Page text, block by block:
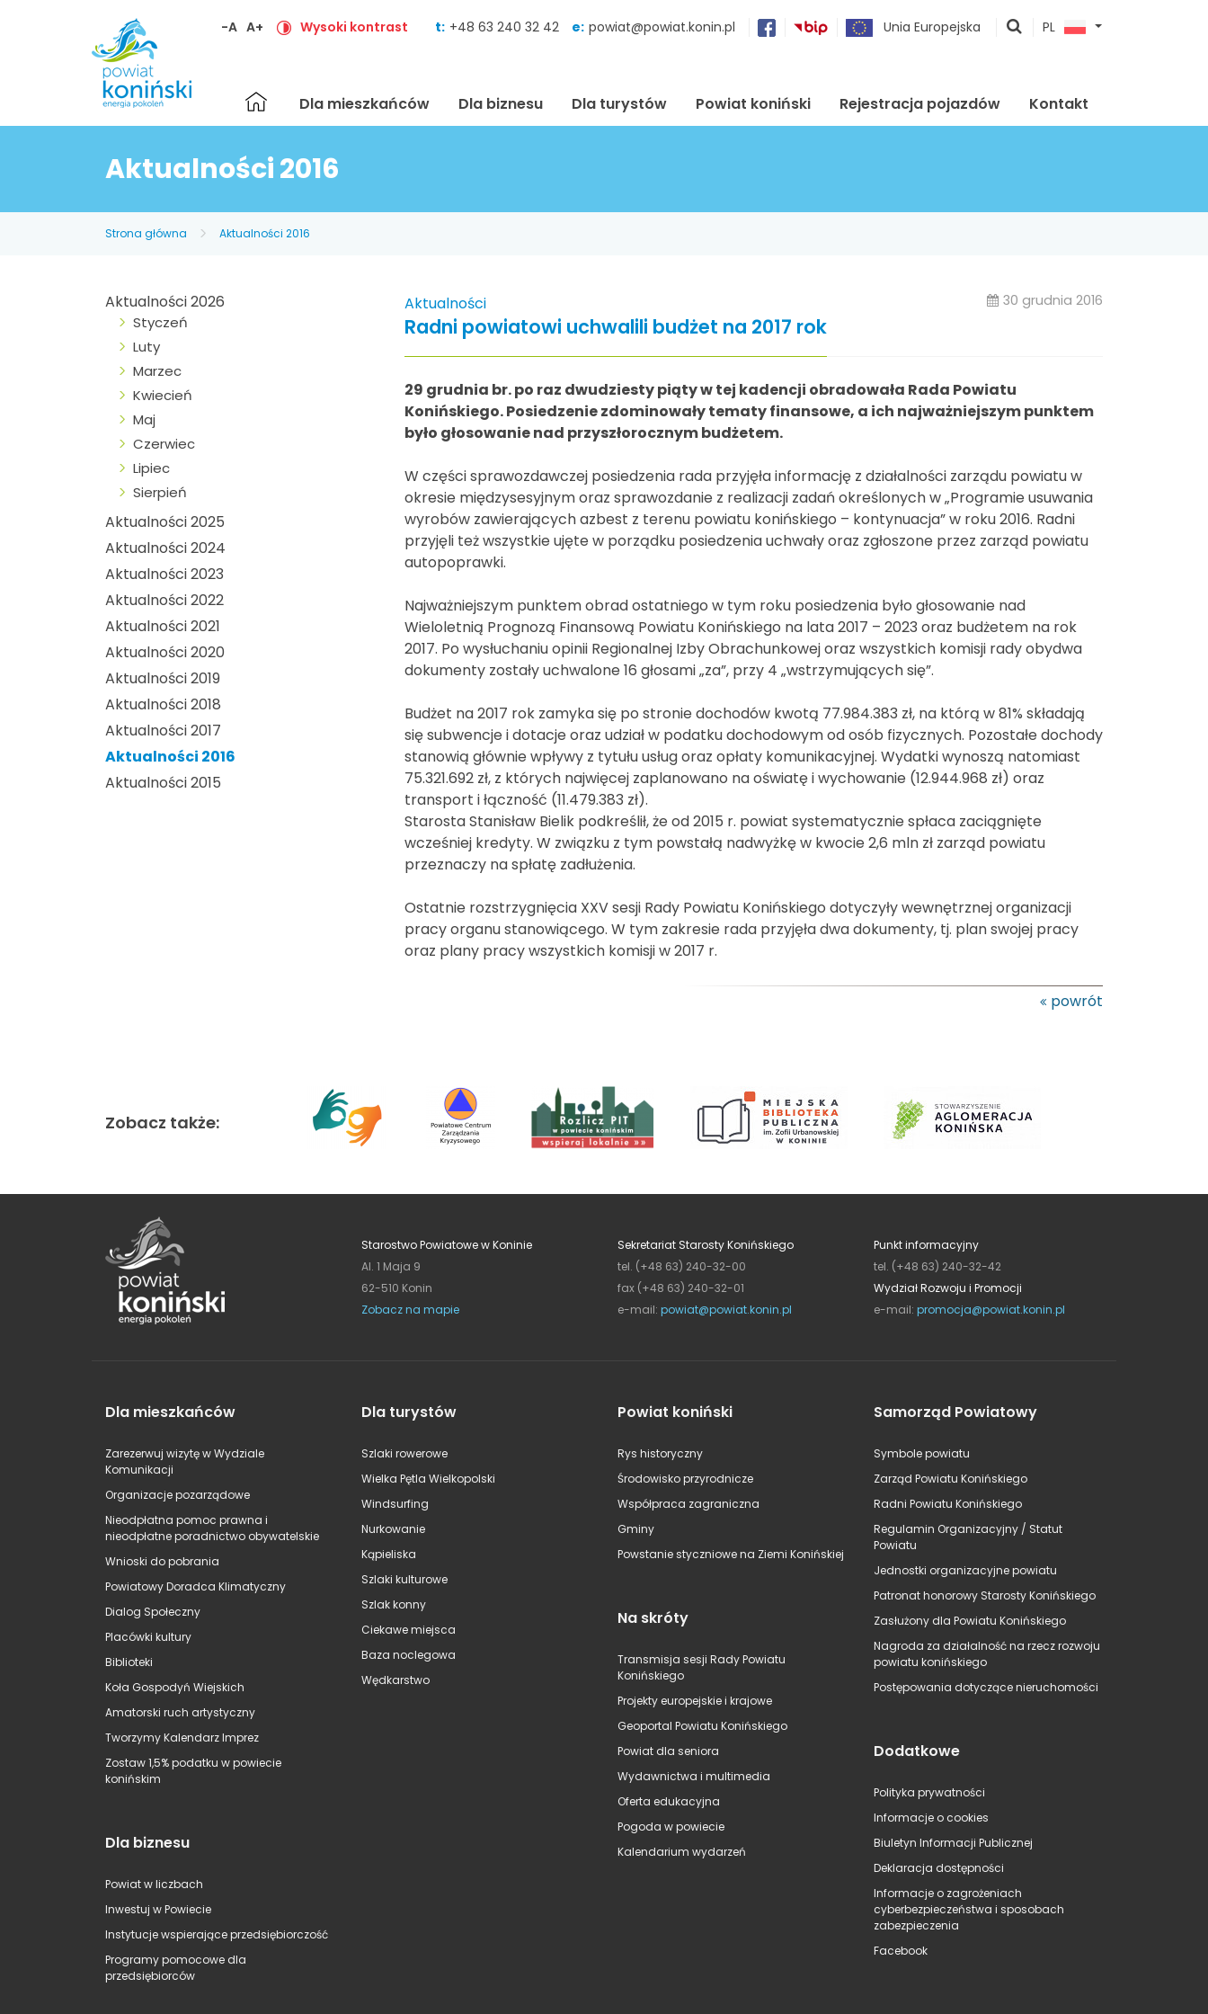
-A A+ Wysoki kontrast t: +48 63 240 32 42 e: powiat@powiat.konin.pl Unia Europejska
pokaż
PL
Strona
główna
Dla mieszkańców Dla biznesu Dla turystów Powiat koniński Rejestracja pojazdów Kontakt
Aktualności 2016
Strona główna Aktualności 2016
Aktualności 2026
Styczeń
Luty
Marzec
Kwiecień
Maj
Czerwiec
Lipiec
Sierpień
Aktualności 2025
Aktualności 2024
Aktualności 2023
Aktualności 2022
Aktualności 2021
Aktualności 2020
Aktualności 2019
Aktualności 2018
Aktualności 2017
Aktualności 2016
Aktualności 2015
Aktualności 30 grudnia 2016
Radni powiatowi uchwalili budżet na 2017 rok
29 grudnia br. po raz dwudziesty piąty w tej kadencji obradowała Rada Powiatu
Konińskiego. Posiedzenie zdominowały tematy finansowe, a ich najważniejszym punktem
było głosowanie nad przyszłorocznym budżetem.
W części sprawozdawczej posiedzenia rada przyjęła informację z działalności zarządu powiatu w
okresie międzysesyjnym oraz sprawozdanie z realizacji zadań określonych w „Programie usuwania
wyrobów zawierających azbest z terenu powiatu konińskiego – kontynuacja” w roku 2016. Radni
przyjęli też wszystkie ujęte w porządku posiedzenia uchwały oraz zgłoszone przez zarząd powiatu
autopoprawki.
Najważniejszym punktem obrad ostatniego w tym roku posiedzenia było głosowanie nad
Wieloletnią Prognozą Finansową Powiatu Konińskiego na lata 2017 – 2023 oraz budżetem na rok
2017. Po wysłuchaniu opinii Regionalnej Izby Obrachunkowej oraz wszystkich komisji rady obydwa
dokumenty zostały uchwalone 16 głosami „za”, przy 4 „wstrzymujących się”.
Budżet na 2017 rok zamyka się po stronie dochodów kwotą 77.984.383 zł, na którą w 81% składają
się subwencje i dotacje oraz udział w podatku dochodowym od osób fizycznych. Pozostałe dochody
stanowią głównie wpływy z tytułu usług oraz opłaty komunikacyjnej. Wydatki wynoszą natomiast
75.321.692 zł, z których najwięcej zaplanowano na oświatę i wychowanie (12.944.968 zł) oraz
transport i łączność (11.479.383 zł).
Starosta Stanisław Bielik podkreślił, że od 2015 r. powiat systematycznie spłaca zaciągnięte
wcześniej kredyty. W związku z tym powstałą nadwyżkę w kwocie 2,6 mln zł zarząd powiatu
przeznaczy na spłatę zadłużenia.
Ostatnie rozstrzygnięcia XXV sesji Rady Powiatu Konińskiego dotyczyły wewnętrznej organizacji
pracy organu stanowiącego. W tym zakresie rada przyjęła dwa dokumenty, tj. plan swojej pracy
oraz plany pracy wszystkich komisji w 2017 r.
powrót
Zobacz także:
Starostwo Powiatowe w Koninie
Al. 1 Maja 9
62-510 Konin
Zobacz na mapie
Sekretariat Starosty Konińskiego
tel. (+48 63) 240-32-00
fax (+48 63) 240-32-01
e-mail: powiat@powiat.konin.pl
Punkt informacyjny
tel. (+48 63) 240-32-42
Wydział Rozwoju i Promocji
e-mail: promocja@powiat.konin.pl
Dla mieszkańców
Zarezerwuj wizytę w Wydziale
Komunikacji
Organizacje pozarządowe
Nieodpłatna pomoc prawna i
nieodpłatne poradnictwo obywatelskie
Wnioski do pobrania
Powiatowy Doradca Klimatyczny
Dialog Społeczny
Placówki kultury
Biblioteki
Koła Gospodyń Wiejskich
Amatorski ruch artystyczny
Tworzymy Kalendarz Imprez
Zostaw 1,5% podatku w powiecie
konińskim
Dla biznesu
Powiat w liczbach
Inwestuj w Powiecie
Instytucje wspierające przedsiębiorczość
Programy pomocowe dla
przedsiębiorców
Dla turystów
Szlaki rowerowe
Wielka Pętla Wielkopolski
Windsurfing
Nurkowanie
Kąpieliska
Szlaki kulturowe
Szlak konny
Ciekawe miejsca
Baza noclegowa
Wędkarstwo
Powiat koniński
Rys historyczny
Środowisko przyrodnicze
Współpraca zagraniczna
Gminy
Powstanie styczniowe na Ziemi Konińskiej
Na skróty
Transmisja sesji Rady Powiatu
Konińskiego
Projekty europejskie i krajowe
Geoportal Powiatu Konińskiego
Powiat dla seniora
Wydawnictwa i multimedia
Oferta edukacyjna
Pogoda w powiecie
Kalendarium wydarzeń
Samorząd Powiatowy
Symbole powiatu
Zarząd Powiatu Konińskiego
Radni Powiatu Konińskiego
Regulamin Organizacyjny / Statut
Powiatu
Jednostki organizacyjne powiatu
Patronat honorowy Starosty Konińskiego
Zasłużony dla Powiatu Konińskiego
Nagroda za działalność na rzecz rozwoju
powiatu konińskiego
Postępowania dotyczące nieruchomości
Dodatkowe
Polityka prywatności
Informacje o cookies
Biuletyn Informacji Publicznej
Deklaracja dostępności
Informacje o zagrożeniach
cyberbezpieczeństwa i sposobach
zabezpieczenia
Facebook